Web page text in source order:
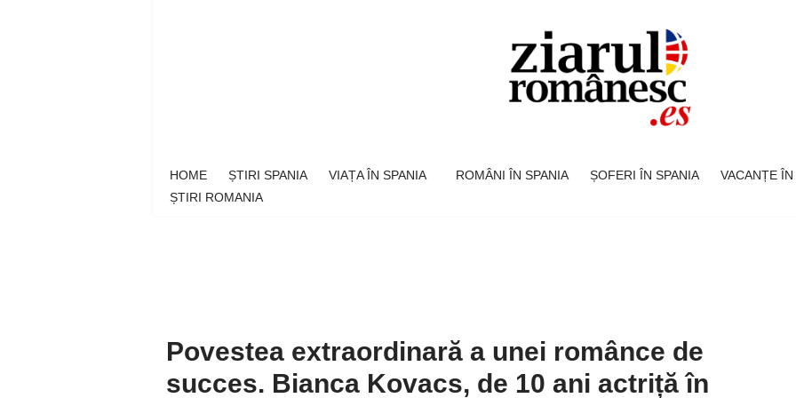
HOME ȘTIRI SPANIA VIAȚA ÎN SPANIA ROMÂNI ÎN SPANIA ȘOFERI ÎN SPANIA
VACANȚE ÎN
ȘTIRI ROMANIA
Povestea extraordinară a unei românce de
succes. Bianca Kovacs, de 10 ani actriță în